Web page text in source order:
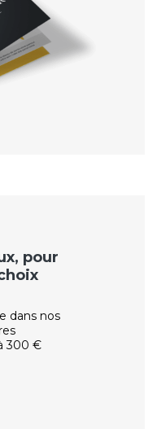
pour
dans nos
300 €